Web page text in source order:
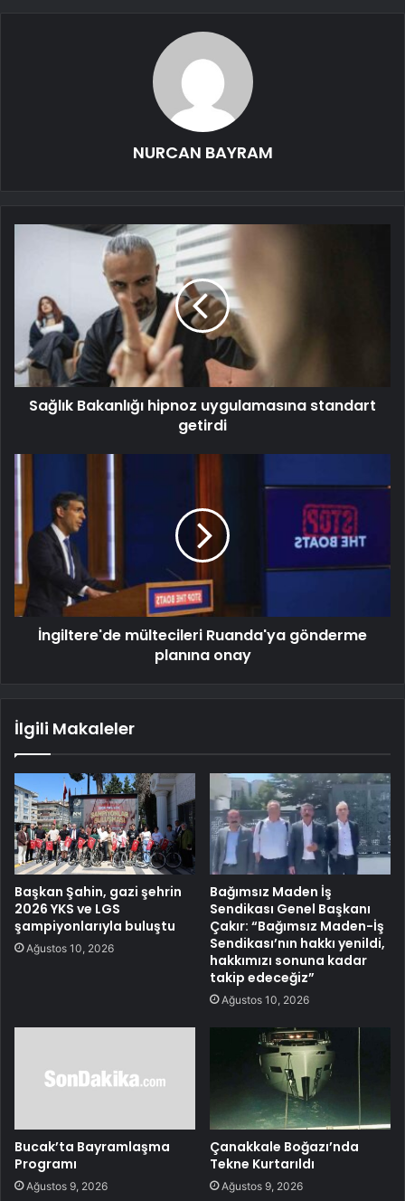
NURCAN BAYRAM
Sağlık Bakanlığı hipnoz uygulamasına standart
getirdi
İngiltere'de mültecileri Ruanda'ya gönderme
planına onay
İlgili Makaleler
Başkan Şahin, gazi şehrin
2026 YKS ve LGS
şampiyonlarıyla buluştu
Ağustos 10, 2026
Bağımsız Maden İş
Sendikası Genel Başkanı
Çakır: “Bağımsız Maden-İş
Sendikası’nın hakkı yenildi,
hakkımızı sonuna kadar
takip edeceğiz”
Ağustos 10, 2026
Bucak’ta Bayramlaşma
Programı
Ağustos 9, 2026
Çanakkale Boğazı’nda
Tekne Kurtarıldı
Ağustos 9, 2026